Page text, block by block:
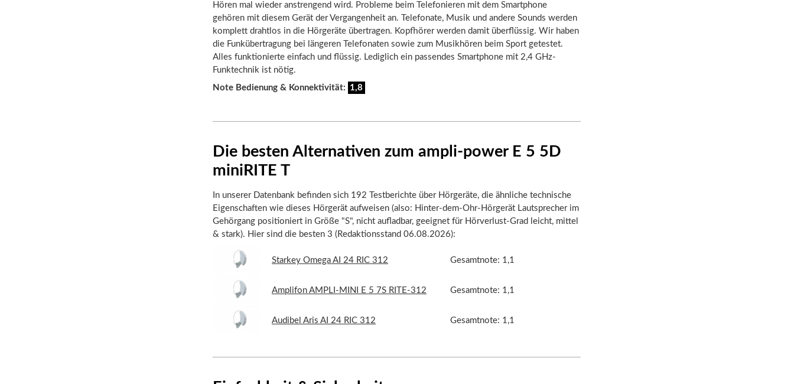
Hören mal wieder anstrengend wird. Probleme beim Telefonieren mit dem Smartphone
gehören mit diesem Gerät der Vergangenheit an. Telefonate, Musik und andere Sounds werden
komplett drahtlos in die Hörgeräte übertragen. Kopfhörer werden damit überflüssig. Wir haben
die Funkübertragung bei längeren Telefonaten sowie zum Musikhören beim Sport getestet.
Alles funktionierte einfach und flüssig. Lediglich ein passendes Smartphone mit 2,4 GHz-
Funktechnik ist nötig.
Note Bedienung & Konnektivität: 1,8
Die besten Alternativen zum ampli-power E 5 5D
miniRITE T
In unserer Datenbank befinden sich 192 Testberichte über Hörgeräte, die ähnliche technische
Eigenschaften wie dieses Hörgerät aufweisen (also: Hinter-dem-Ohr-Hörgerät Lautsprecher im
Gehörgang positioniert in Größe "S", nicht aufladbar, geeignet für Hörverlust-Grad leicht, mittel
& stark). Hier sind die besten 3 (Redaktionsstand 06.08.2026):
Starkey Omega AI 24 RIC 312 Gesamtnote: 1,1
Amplifon AMPLI-MINI E 5 7S RITE-312 Gesamtnote: 1,1
Audibel Aris AI 24 RIC 312 Gesamtnote: 1,1